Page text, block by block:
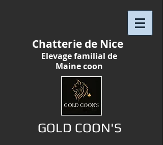
Chatterie de Nice
Elevagefamilial de
Maine coon
GOLD COON'S